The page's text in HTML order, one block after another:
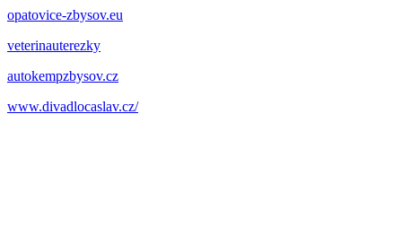
opatovice-zbysov.eu
veterinauterezky
autokempzbysov.cz
www.divadlocaslav.cz/